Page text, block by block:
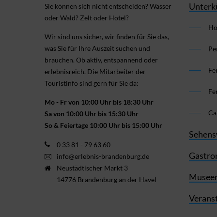
Sie können sich nicht ent­scheiden? Wasser
oder Wald? Zelt oder Hotel?
Wir sind uns sicher, wir finden für Sie das,
was Sie für Ihre Aus­zeit suchen und
brauchen. Ob aktiv, ent­spannend oder
erlebnis­reich. Die Mitarbeiter der
Touristinfo sind gern für Sie da:
Mo - Fr von 10:00 Uhr bis 18:30 Uhr
Sa von 10:00 Uhr bis 15:30 Uhr
So & Feiertage 10:00 Uhr bis 15:00 Uhr
0 33 81 - 79 63 60
info@erlebnis-brandenburg.de
Neustädtischer Markt 3
14776 Brandenburg an der Havel